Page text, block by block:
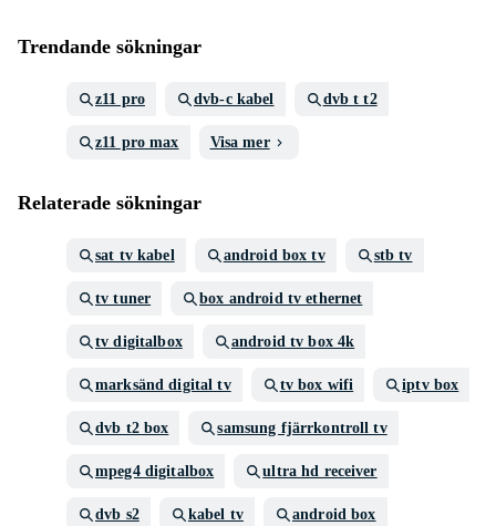
Trendande sökningar
z11 pro dvb-c kabel dvb t t2
z11 pro max Visa mer
Relaterade sökningar
sat tv kabel android box tv stb tv
tv tuner box android tv ethernet
tv digitalbox android tv box 4k
marksänd digital tv tv box wifi iptv box
dvb t2 box samsung fjärrkontroll tv
mpeg4 digitalbox ultra hd receiver
dvb s2 kabel tv android box